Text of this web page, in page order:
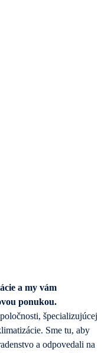
a my vám
ponukou.
špecializujúcej
Sme tu, aby
a odpovedali na